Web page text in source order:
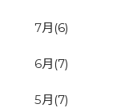
7月 (6)
6月 (7)
5月 (7)